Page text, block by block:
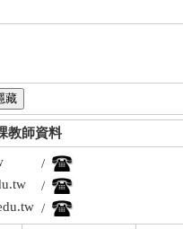
教師資料
/
/
/